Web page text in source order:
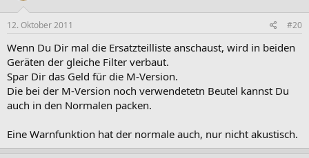
12. Oktober 2011 #20
Wenn Du Dir mal die Ersatzteilliste anschaust, wird in beiden
Geräten der gleiche Filter verbaut.
Spar Dir das Geld für die M-Version.
Die bei der M-Version noch verwendetetn Beutel kannst Du
auch in den Normalen packen.
Eine Warnfunktion hat der normale auch, nur nicht akustisch.